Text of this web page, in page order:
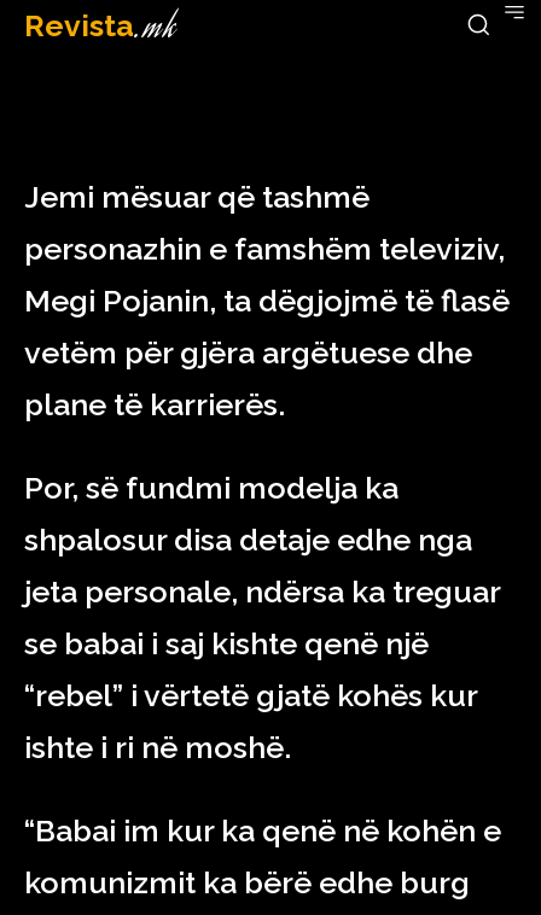
Revista.mk
December 16, 2022
Jemi mësuar që tashmë
personazhin e famshëm televiziv,
Megi Pojanin, ta dëgjojmë të flasë
vetëm për gjëra argëtuese dhe
plane të karrierës.
Por, së fundmi modelja ka
shpalosur disa detaje edhe nga
jeta personale, ndërsa ka treguar
se babai i saj kishte qenë një
“rebel” i vërtetë gjatë kohës kur
ishte i ri në moshë.
“Babai im kur ka qenë në kohën e
komunizmit ka bërë edhe burg